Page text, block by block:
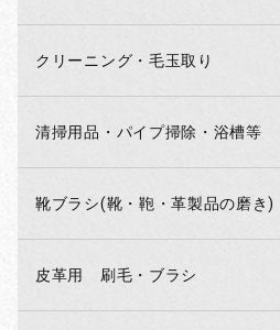
クリーニング・毛玉取り
清掃用品・パイプ掃除・浴槽等
靴ブラシ(靴・鞄・革製品の磨き)
皮革用 刷毛・ブラシ
お買い物を続ける